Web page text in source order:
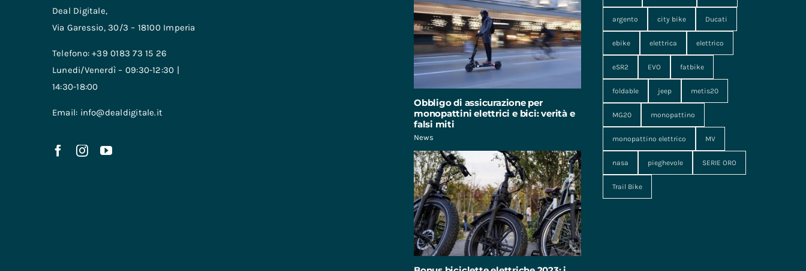
Deal Digitale,
Via Garessio, 30/3 – 18100 Imperia
Telefono: +39 0183 73 15 26
Lunedi/Venerdì – 09:30-12:30 |
14:30-18:00
Email: info@dealdigitale.it
Obbligo di assicurazione per
monopattini elettrici e bici: verità e
falsi miti
News
argento city bike Ducati
ebike elettrica elettrico
eSR2 EVO fatbike
foldable jeep metis20
MG20 monopattino
monopattino elettrico MV
nasa pieghevole SERIE ORO
Trail Bike